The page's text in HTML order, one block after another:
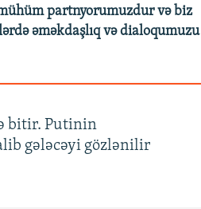
partnyorumuzdur və biz
əməkdaşlıq və dialoqumuzu
bitir. Putinin
gələcəyi gözlənilir